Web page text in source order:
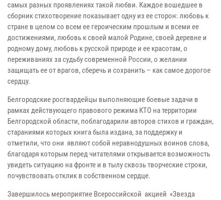
самых разных проявлениях такой любви. Каждое вошедшее в
сборник стихотворение показывает одну из ее сторон: любовь к
стране в целом со всем ее героическим прошлым и всеми ее
достижениями, любовь к своей малой Родине, своей деревне и
родному дому, любовь к русской природе и ее красотам, о
переживаниях за судьбу современной России, о желании
защищать ее от врагов, сберечь и сохранить – как самое дорогое
сердцу.
Белгородские росгвардейцы выполняющие боевые задачи в
рамках действующего правового режима КТО на территории
Белгородской области, поблагодарили авторов стихов и граждан,
стараниями которых книга была издана, за поддержку и
отметили, что они являют собой неравнодушных воинов слова,
благодаря которым перед читателями открывается возможность
увидеть ситуацию на фронте и в тылу сквозь творческие строки,
почувствовать отклик в собственном сердце.
Завершилось мероприятие Всероссийской акцией «Звезда